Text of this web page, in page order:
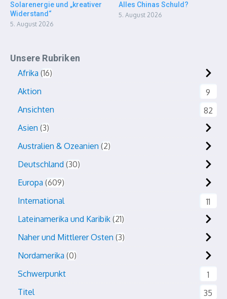
Solarenergie und „kreativer
Widerstand“
5. August 2026
Alles Chinas Schuld?
5. August 2026
Unsere Rubriken
Afrika 16
Aktion
9
Ansichten
82
Asien 3
Australien & Ozeanien 2
Deutschland 30
Europa 609
International
11
Lateinamerika und Karibik 21
Naher und Mittlerer Osten 3
Nordamerika 0
Schwerpunkt
1
Titel
35